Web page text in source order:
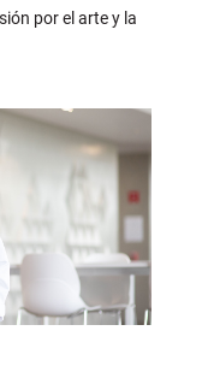
por el arte y la